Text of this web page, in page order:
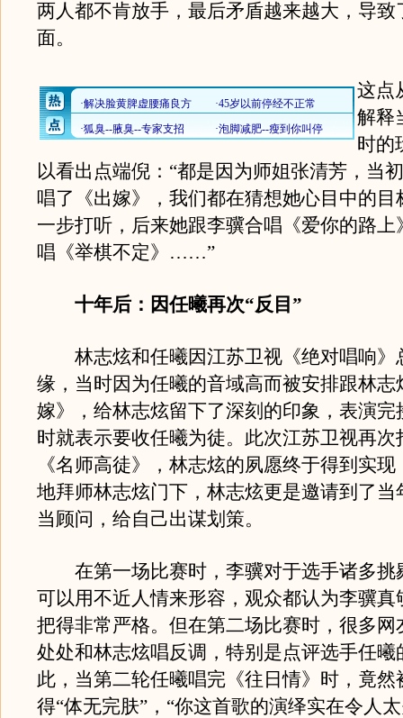
两人都不肯放手，最后矛盾越来越大，导致
面。
这点
解释
时的
以看出点端倪：“都是因为师姐张清芳，当
唱了《出嫁》，我们都在猜想她心目中的目
一步打听，后来她跟李骥合唱《爱你的路上
唱《举棋不定》……”
十年后：因任曦再次“反目”
林志炫和任曦因江苏卫视《绝对唱响》
缘，当时因为任曦的音域高而被安排跟林志
嫁》，给林志炫留下了深刻的印象，表演完
时就表示要收任曦为徒。此次江苏卫视再次
《名师高徒》，林志炫的夙愿终于得到实
地拜师林志炫门下，林志炫更是邀请到了当
当顾问，给自己出谋划策。
在第一场比赛时，李骥对于选手诸多挑
可以用不近人情来形容，观众都认为李骥真
把得非常严格。但在第二场比赛时，很多网
处处和林志炫唱反调，特别是点评选手任曦
此，当第二轮任曦唱完《往日情》时，竟然
得“体无完肤”，“你这首歌的演绎实在令人